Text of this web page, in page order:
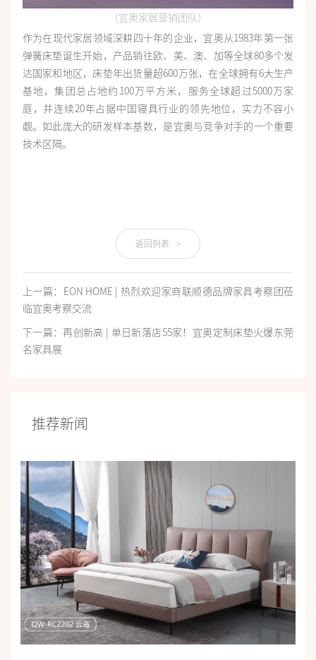
（宜奥家居营销团队）
作为在现代家居领域深耕四十年的企业，宜奥从1983年第一张
弹簧床垫诞生开始，产品销往欧、美、澳、加等全球80多个发
达国家和地区，床垫年出货量超600万张，在全球拥有6大生产
基地，集团总占地约100万平方米，服务全球超过5000万家
庭，并连续20年占据中国寝具行业的领先地位，实力不容小
觑。如此庞大的研发样本基数，是宜奥与竞争对手的一个重要
技术区隔。
返回列表 >
上一篇：EON HOME | 热烈欢迎家商联顺德品牌家具考察团莅
临宜奥考察交流
下一篇：再创新高 | 单日新落店55家！宜奥定制床垫火爆东莞
名家具展
推荐新闻